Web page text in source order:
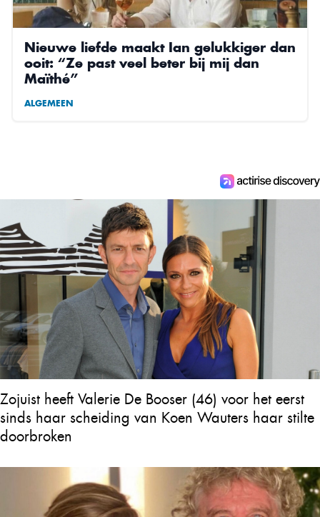
Nieuwe liefde maakt Ian gelukkiger dan
ooit: “Ze past veel beter bij mij dan
Maïthé”
ALGEMEEN
Zojuist heeft Valerie De Booser (46) voor het eerst
sinds haar scheiding van Koen Wauters haar stilte
doorbroken